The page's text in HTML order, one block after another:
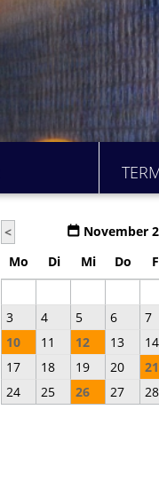
< November
Mo
Di Mi Do
3
4 5 6 7
10
11 12 13 14
17
18 19 20 21
24
25 26 27 28